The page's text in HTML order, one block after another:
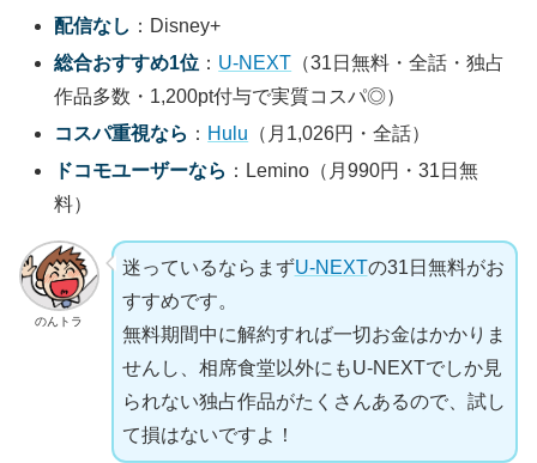
配信なし ：Disney+
総合おすすめ1位 ： U-NEXT （31日無料・全話・独占
作品多数・1,200pt付与で実質コスパ◎）
コスパ重視なら ： Hulu （月1,026円・全話）
ドコモユーザーなら ：Lemino（月990円・31日無
料）
のんトラ
迷っているならまずU-NEXTの31日無料がお
すすめです。
無料期間中に解約すれば一切お金はかかりま
せんし、相席食堂以外にもU-NEXTでしか見
られない独占作品がたくさんあるので、試し
て損はないですよ！